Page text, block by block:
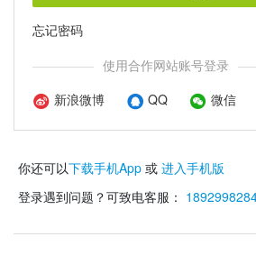
忘记密码
使用合作网站账号登录
新浪微博
QQ 微信
你还可以下载手机App 或 进入手机版
登录遇到问题？可致电客服：